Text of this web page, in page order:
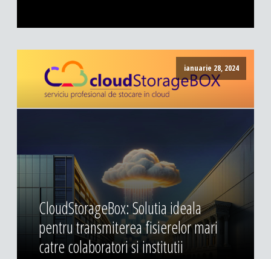
ianuarie 28, 2024
CloudStorageBox: Solutia ideala
pentru transmiterea fisierelor mari
catre colaboratori si institutii